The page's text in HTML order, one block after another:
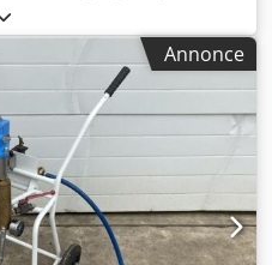
nominale : 1,65 kW Poids
Encombrement : environ
: 78 dB(A) - Conception
haute pression
Annonce